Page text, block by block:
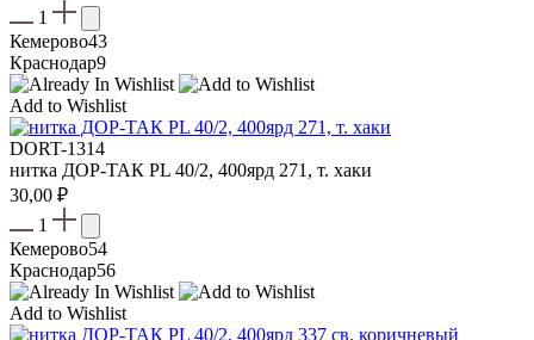
1
Кемерово43
Краснодар9
Add to Wishlist
DORT-1314
нитка ДОР-ТАК PL 40/2, 400ярд 271, т. хаки
30,00 ₽
1
Кемерово54
Краснодар56
Add to Wishlist